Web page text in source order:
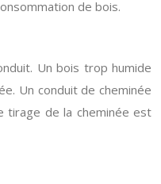
de bois.
Un bois trop humide
Un conduit de cheminée
tirage de la cheminée est